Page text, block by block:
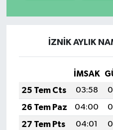
İZNİK AYLIK
İMSAK
25 Tem Cts
03:58
26 Tem Paz
04:00
27 Tem Pts
04:01